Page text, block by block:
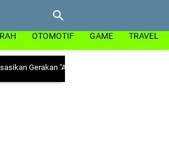
OTOMOTIF GAME TRAVEL
"Ayo Minum Tablet Tambah Darah" di